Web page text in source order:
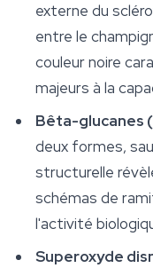
externe du
entre le
couleur noire
majeurs à la
Bêta-glucanes
deux formes,
structurelle
schémas de
l'activité
Superoxyde